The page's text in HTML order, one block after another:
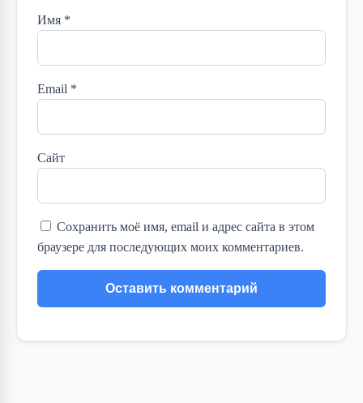
Имя *
Email *
Сайт
Сохранить моё имя, email и адрес сайта в этом
браузере для последующих моих комментариев.